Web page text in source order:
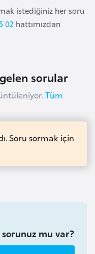
istediğiniz her soru
02 hattımızdan
sorular
Tüm
Soru sormak için
mu var?